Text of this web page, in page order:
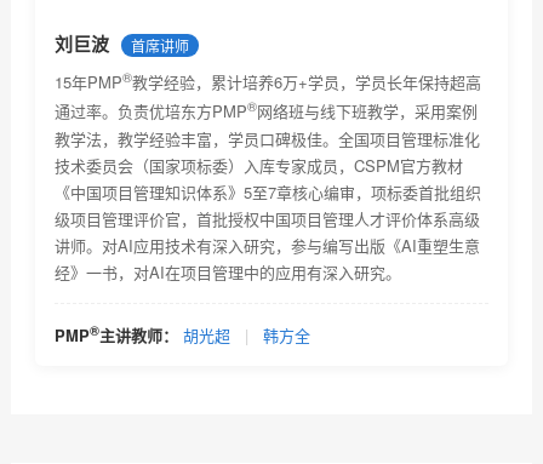
关于2017年6月份项目管理考试北京考场已达报名人数
上限...
关于PMBOK® 指南改版及PMP®认证考试更新有关事宜
的通知...
2018年项目管理认证考试时间安排及教材改版通知
关于项目管理系列职业资格认证考试考试费价格调整的
通...
2018年2月PMI全球认证人士及《项目管理知识体系指南
(P...
优培东方2018年9月8日项目管理资格认证考试的报名通
全球PMP认证人数2019年4月
刘巨波 首席讲师
15年PMP®教学经验，累计培养6万+学员，学员长年保持超高
通过率。负责优培东方PMP®网络班与线下班教学，采用案例
教学法，教学经验丰富，学员口碑极佳。全国项目管理标准化
技术委员会（国家项标委）入库专家成员，CSPM官方教材
《中国项目管理知识体系》5至7章核心编审，项标委首批组织
级项目管理评价官，首批授权中国项目管理人才评价体系高级
讲师。对AI应用技术有深入研究，参与编写出版《AI重塑生意
经》一书，对AI在项目管理中的应用有深入研究。
PMP®主讲教师： 胡光超 | 韩方全